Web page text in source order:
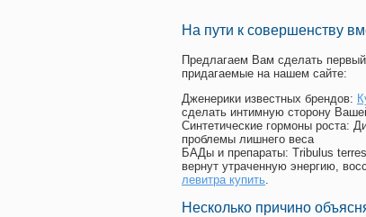
На пути к совершенству
Предлагаем Вам сделать
придагаемые на нашем сайте:
Дженерики известных брендов:
сделать интимную сторону
Синтетические гормоны роста:
проблемы лишнего веса
БАДы и препараты: Tribulus
вернут утраченную энергию,
левитра купить.
Несколько причино